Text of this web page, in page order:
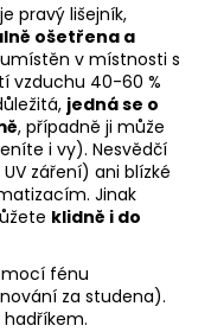
pravý lišejník,
ošetřena a
v místnosti s
vzduchu 40-60 %
jedná se o
, případně ji může
i vy). Nesvědčí
záření) ani blízké
Jinak
klidně i do
fénu
za studena).